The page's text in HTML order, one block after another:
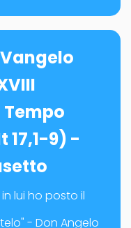
17,1-9) -
in lui ho posto il
- Don Angelo